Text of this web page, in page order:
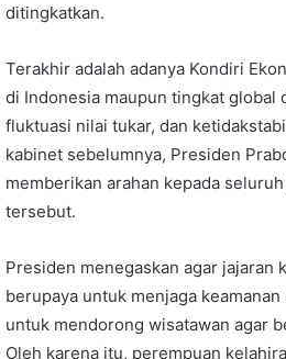
ditingkatkan.
Terakhir adalah adanya Kondiri
di Indonesia maupun tingkat global
fluktuasi nilai tukar, dan
kabinet sebelumnya, Presiden
memberikan arahan kepada
tersebut.
Presiden menegaskan agar jajaran
berupaya untuk menjaga
untuk mendorong wisatawan agar
Oleh karena itu, perempuan